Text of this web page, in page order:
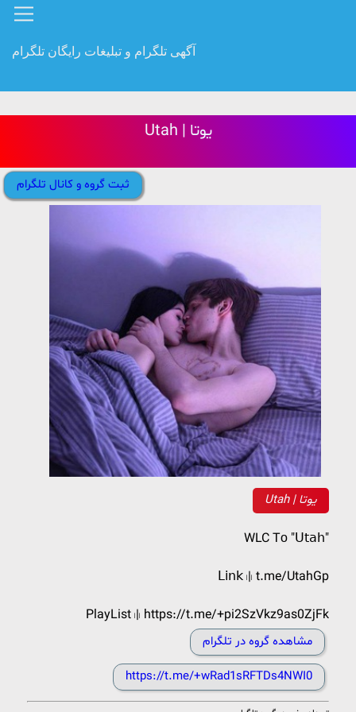
آگهی تلگرام و تبلیغات رایگان تلگرام
Utah | یوتا
ثبت گروه و کانال تلگرام
Utah | یوتا
WLC Tᴏ "𝖴𝗍𝖺𝗁"
𝖫𝗂𝗇𝗄 𓏺|𓏺 t.me/UtahGp
PlayList 𓏺|𓏺 https://t.me/+pi2SzVkz9as0ZjFk
مشاهده گروه در تلگرام
https://t.me/+wRad1sRFTDs4NWI0